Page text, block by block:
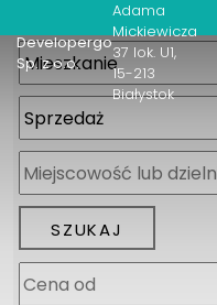
Developergo
Sp. z o.o.
Adama
Mickiewicza
37 lok. U1
15-213
Białystok